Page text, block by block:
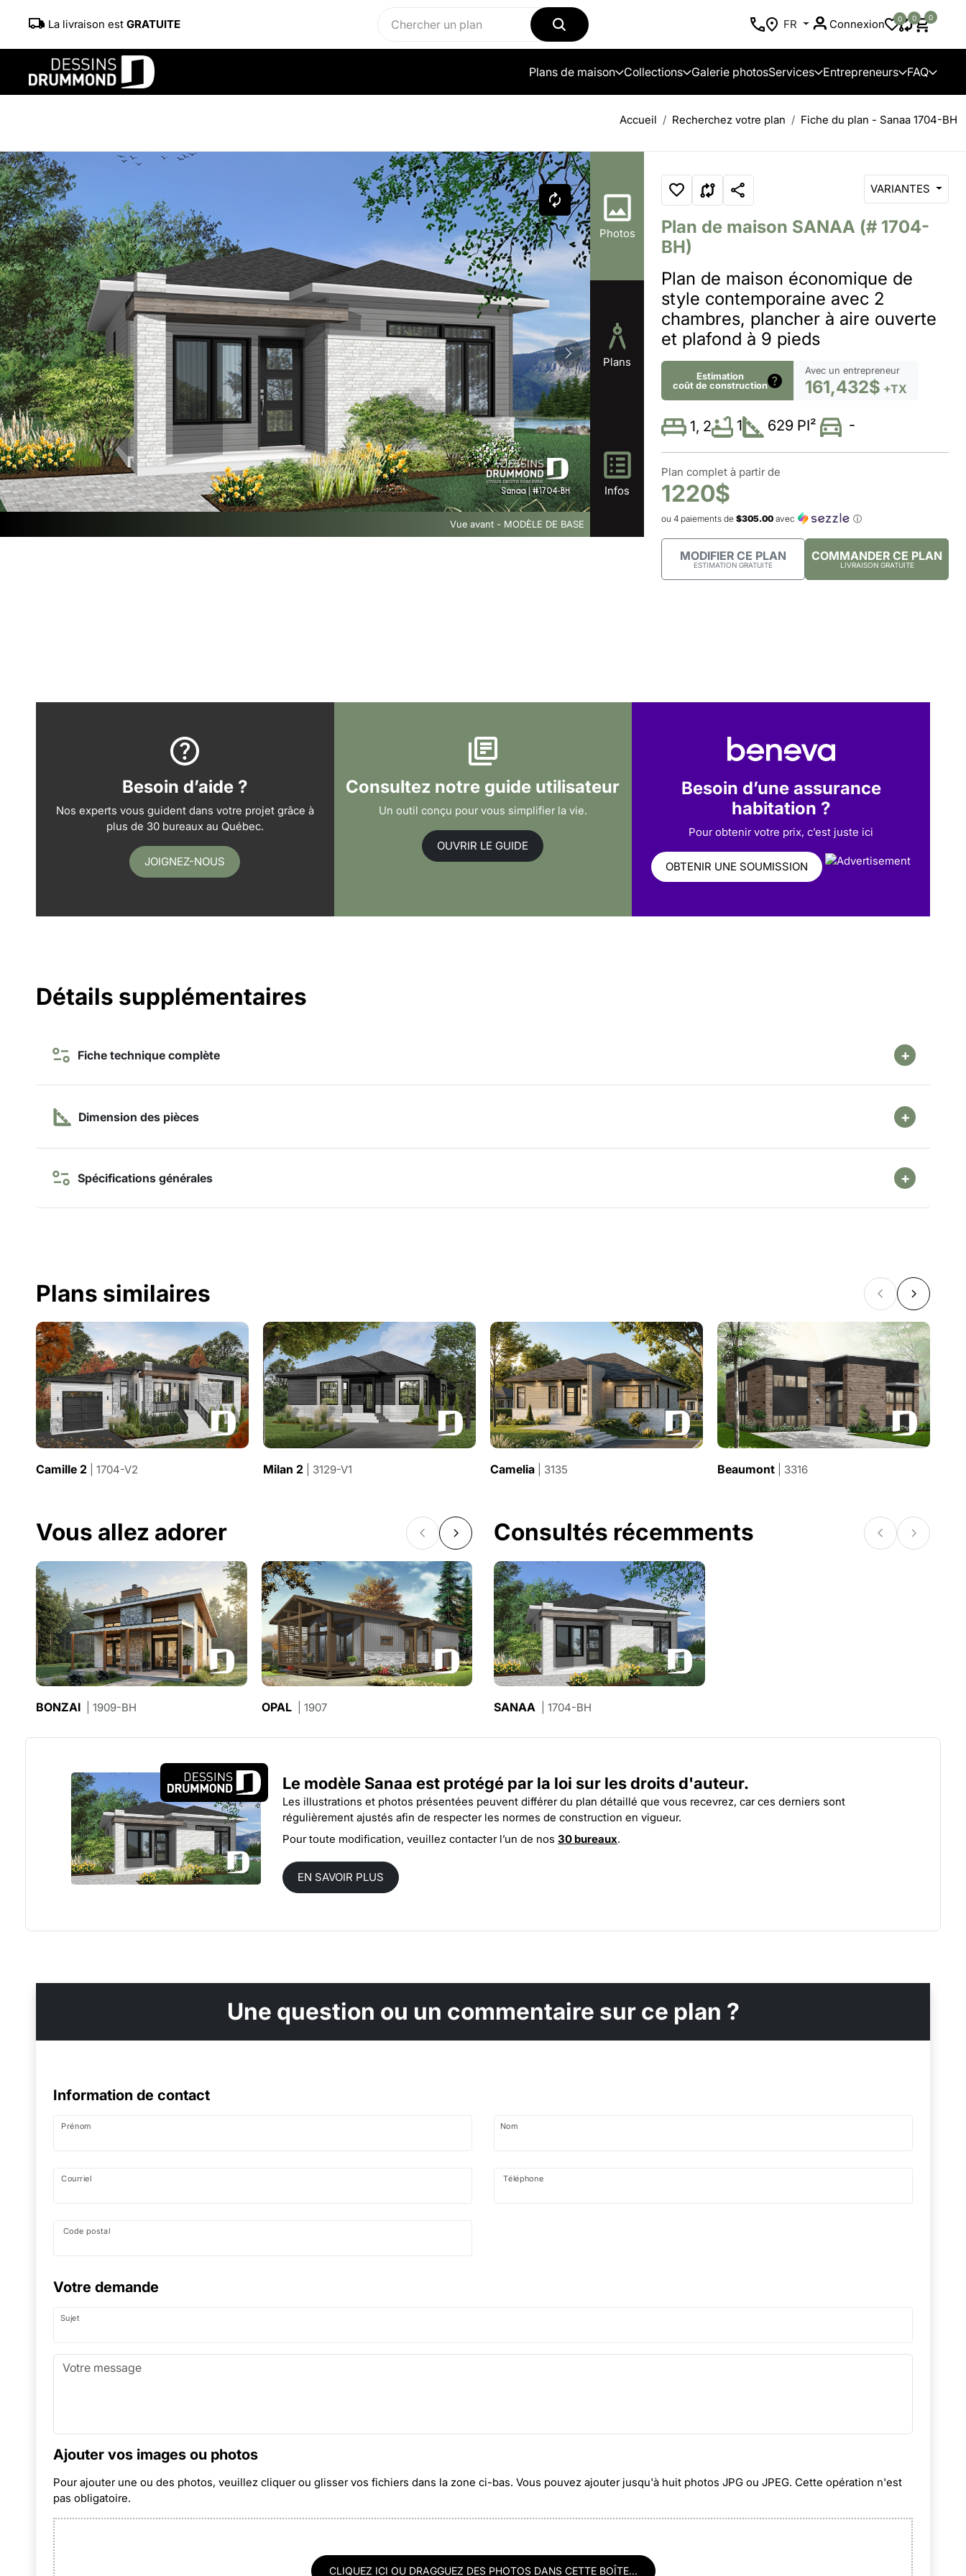
La livraison est GRATUITE FR Connexion 0 0 0
Plans de maison Collections Galerie photosServices Entrepreneurs FAQ
Accueil Recherchez votre plan Fiche du plan - Sanaa 1704-BH
Vue avant - MODÈLE DE BASE
Photos
Plans
Infos
VARIANTES
Plan de maison SANAA (# 1704-
BH)
Plan de maison économique de
style contemporaine avec 2
chambres, plancher à aire ouverte
et plafond à 9 pieds
Estimation
coût de construction
Avec un entrepreneur
161,432$ +TX
1, 2 1 629 PI² -
Plan complet à partir de
1220$
ou 4 paiements de $305.00 avec ⓘ
MODIFIER CE PLAN
ESTIMATION GRATUITE
COMMANDER CE PLAN
LIVRAISON GRATUITE
Besoin d’aide ?
Nos experts vous guident dans votre projet grâce à
plus de 30 bureaux au Québec.
JOIGNEZ-NOUS
Consultez notre guide utilisateur
Un outil conçu pour vous simplifier la vie.
OUVRIR LE GUIDE
Besoin d’une assurance
habitation ?
Pour obtenir votre prix, c’est juste ici
OBTENIR UNE SOUMISSION
Détails supplémentaires
Fiche technique complète
Dimension des pièces
Spécifications générales
Plans similaires
Camille 2 | 1704-V2 Milan 2 | 3129-V1 Camelia | 3135 Beaumont | 3316
Vous allez adorer
BONZAI | 1909-BH OPAL | 1907 LE RELAIS 3| 1904-V2
Consultés récemments
SANAA | 1704-BH
Le modèle Sanaa est protégé par la loi sur les droits d'auteur.
Les illustrations et photos présentées peuvent différer du plan détaillé que vous recevrez, car ces derniers sont
régulièrement ajustés afin de respecter les normes de construction en vigueur.
Pour toute modification, veuillez contacter l’un de nos 30 bureaux.
EN SAVOIR PLUS
Une question ou un commentaire sur ce plan ?
Information de contact
Prénom Nom
Courriel Téléphone
Code postal
Votre demande
Sujet
Ajouter vos images ou photos
Pour ajouter une ou des photos, veuillez cliquer ou glisser vos fichiers dans la zone ci-bas. Vous pouvez ajouter jusqu'à huit photos JPG ou JPEG. Cette opération n'est
pas obligatoire.
CLIQUEZ ICI OU DRAGGUEZ DES PHOTOS DANS CETTE BOÎTE...